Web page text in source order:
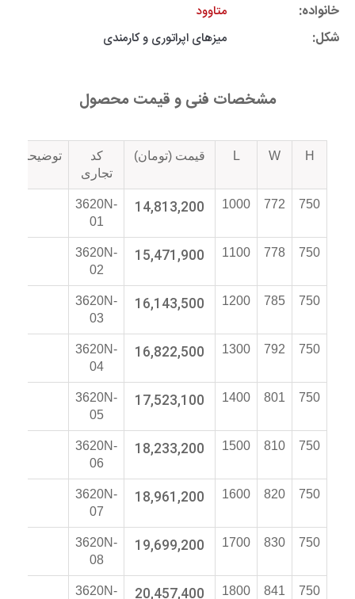
خانواده: متاوود
شکل: میزهای اپراتوری و کارمندی
مشخصات فنی و قیمت محصول
H
W
L قیمت (تومان)
کد
تجاری
توضیحات
750
772
1000
14,813,200
3620N-
01
750
778
1100
15,471,900
3620N-
02
750
785
1200
16,143,500
3620N-
03
750
792
1300
16,822,500
3620N-
04
750
801
1400
17,523,100
3620N-
05
750
810
1500
18,233,200
3620N-
06
750
820
1600
18,961,200
3620N-
07
750
830
1700
19,699,200
3620N-
08
750
841
1800
20,457,400
3620N-